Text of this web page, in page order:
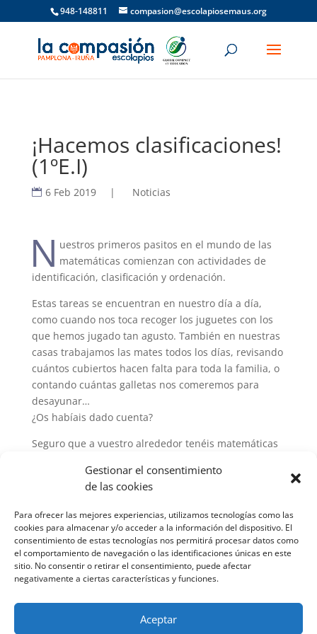
Gestionar el consentimiento
de las cookies
Para ofrecer las mejores experiencias, utilizamos tecnologías como las
cookies para almacenar y/o acceder a la información del dispositivo. El
consentimiento de estas tecnologías nos permitirá procesar datos como
el comportamiento de navegación o las identificaciones únicas en este
sitio. No consentir o retirar el consentimiento, puede afectar
negativamente a ciertas características y funciones.
Aceptar
948-148811 compasion@escolapiosemaus.org
¡Hacemos clasificaciones!
(1ºE.I)
6 Feb 2019 | Noticias
N uestros primeros pasitos en el mundo de las
matemáticas comienzan con actividades de
identificación, clasificación y ordenación.
Estas tareas se encuentran en nuestro día a día,
como cuando nos toca recoger los juguetes con los
que hemos jugado tan agusto. También en nuestras
casas trabajamos las mates todos los días, revisando
cuántos cubiertos hacen falta para toda la familia, o
contando cuántas galletas nos comeremos para
desayunar…
¿Os habíais dado cuenta?
Seguro que a vuestro alrededor tenéis matemáticas